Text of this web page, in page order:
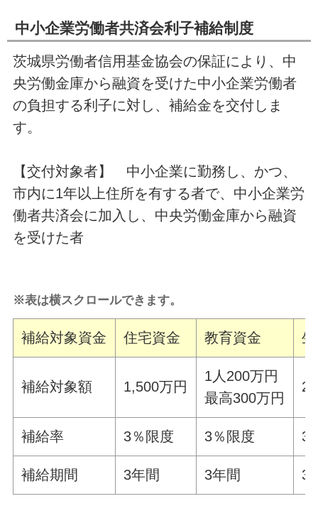
中小企業労働者共済会利子補給制度
茨城県労働者信用基金協会の保証により、中
央労働金庫から融資を受けた中小企業労働者
の負担する利子に対し、補給金を交付しま
す。
【交付対象者】 中小企業に勤務し、かつ、
市内に1年以上住所を有する者で、中小企業労
働者共済会に加入し、中央労働金庫から融資
を受けた者
※表は横スクロールできます。
補給対象資金 住宅資金 教育資金
補給対象額 1,500万円
1人200万円
最高300万円
補給率 3％限度 3％限度 3
補給期間 3年間 3年間 3